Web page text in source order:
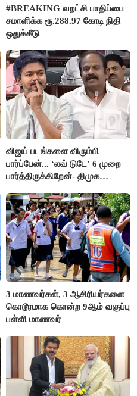
#BREAKING வறட்சி பாதிப்பை
சமாளிக்க ரூ.288.97 கோடி நிதி
ஒதுக்கீடு
விஜய் படங்களை விரும்பி
பார்ப்பேன்... ‘லவ் டுடே’ 6 முறை
பார்த்திருக்கிறேன்- திமுக
3 மாணவர்கள், 3 ஆசிரியர்களை
கொடூரமாக கொன்ற 9ஆம் வகுப்பு
பள்ளி மாணவர்